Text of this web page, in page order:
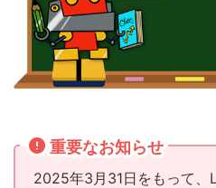
重要なお知らせ
2025年3月31日をもって、